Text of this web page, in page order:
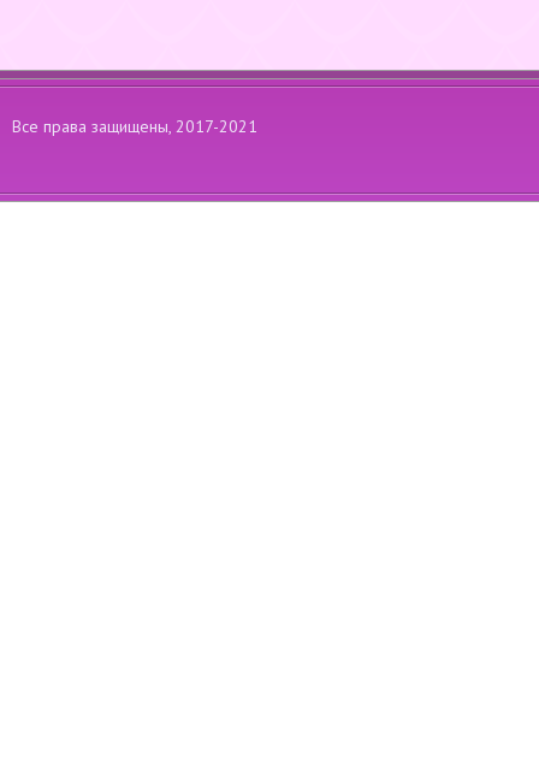
Все права защищены, 2017-2021